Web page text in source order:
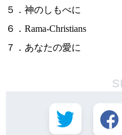
５．神のしもべに
６．Rama-Christians
７．あなたの愛に